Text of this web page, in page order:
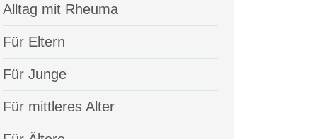
Alltag mit Rheuma
Für Eltern
Für Junge
Für mittleres Alter